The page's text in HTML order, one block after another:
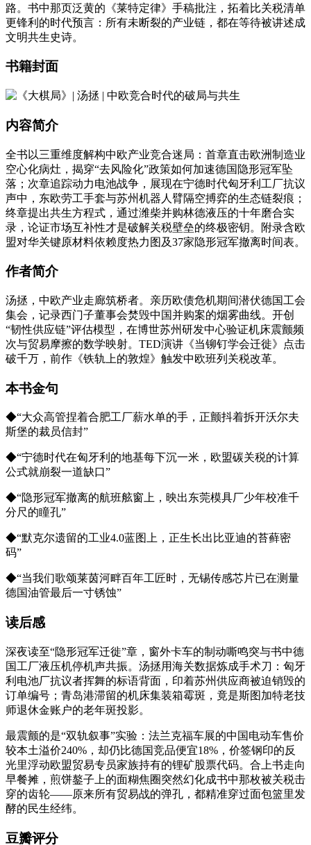
路。书中那页泛黄的《莱特定律》手稿批注，拓着比关税清单
更锋利的时代预言：所有未断裂的产业链，都在等待被讲述成
文明共生史诗。
书籍封面
内容简介
全书以三重维度解构中欧产业竞合迷局：首章直击欧洲制造业
空心化病灶，揭穿“去风险化”政策如何加速德国隐形冠军坠
落；次章追踪动力电池战争，展现在宁德时代匈牙利工厂抗议
声中，东欧劳工手套与苏州机器人臂隔空搏弈的生态链裂痕；
终章提出共生方程式，通过潍柴并购林德液压的十年磨合实
录，论证市场互补性才是破解关税壁垒的终极密钥。附录含欧
盟对华关键原材料依赖度热力图及37家隐形冠军撤离时间表。
作者简介
汤拯，中欧产业走廊筑桥者。亲历欧债危机期间潜伏德国工会
集会，记录西门子董事会焚毁中国并购案的烟雾曲线。开创
“韧性供应链”评估模型，在博世苏州研发中心验证机床震颤频
次与贸易摩擦的数学映射。TED演讲《当铆钉学会迁徙》点击
破千万，前作《铁轨上的敦煌》触发中欧班列关税改革。
本书金句
◆“大众高管捏着合肥工厂薪水单的手，正颤抖着拆开沃尔夫
斯堡的裁员信封”
◆“宁德时代在匈牙利的地基每下沉一米，欧盟碳关税的计算
公式就崩裂一道缺口”
◆“隐形冠军撤离的航班舷窗上，映出东莞模具厂少年校准千
分尺的瞳孔”
◆“默克尔遗留的工业4.0蓝图上，正生长出比亚迪的苔藓密
码”
◆“当我们歌颂莱茵河畔百年工匠时，无锡传感芯片已在测量
德国油管最后一寸锈蚀”
读后感
深夜读至“隐形冠军迁徙”章，窗外卡车的制动嘶鸣突与书中德
国工厂液压机停机声共振。汤拯用海关数据炼成手术刀：匈牙
利电池厂抗议者挥舞的标语背面，印着苏州供应商被迫销毁的
订单编号；青岛港滞留的机床集装箱霉斑，竟是斯图加特老技
师退休金账户的老年斑投影。
最震颤的是“双轨叙事”实验：法兰克福车展的中国电动车售价
较本土溢价240%，却仍比德国竞品便宜18%，价签钢印的反
光里浮动欧盟贸易专员家族持有的锂矿股票代码。合上书走向
早餐摊，煎饼鏊子上的面糊焦圈突然幻化成书中那枚被关税击
穿的齿轮——原来所有贸易战的弹孔，都精准穿过面包篮里发
酵的民生经纬。
豆瓣评分